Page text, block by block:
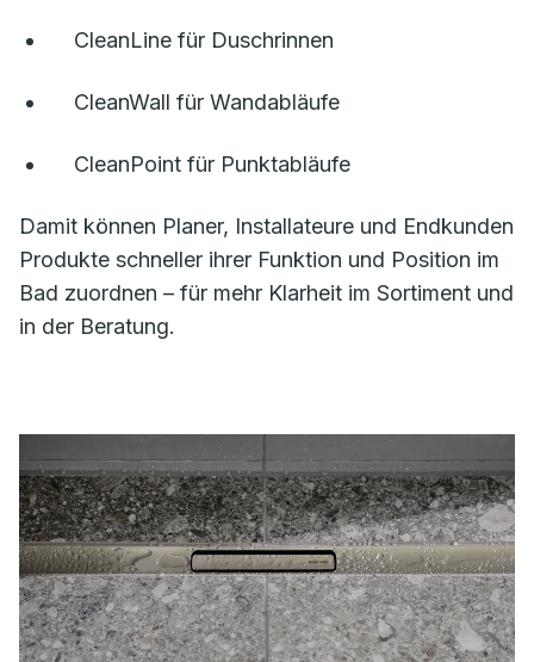
CleanLine für Duschrinnen
CleanWall für Wandabläufe
CleanPoint für Punktabläufe
Damit können Planer, Installateure und Endkunden
Produkte schneller ihrer Funktion und Position im
Bad zuordnen – für mehr Klarheit im Sortiment und
in der Beratung.